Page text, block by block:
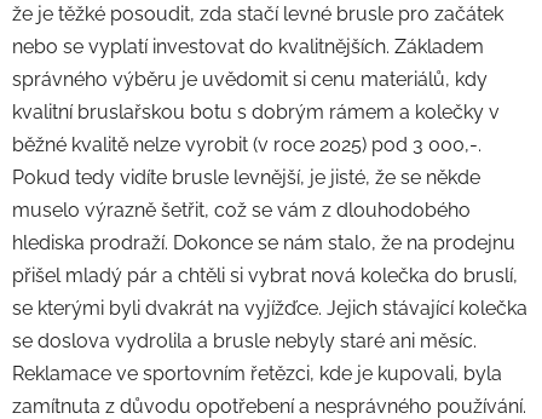
že je těžké posoudit, zda stačí levné brusle pro začátek
nebo se vyplatí investovat do kvalitnějších. Základem
správného výběru je uvědomit si cenu materiálů, kdy
kvalitní bruslařskou botu s dobrým rámem a kolečky v
běžné kvalitě nelze vyrobit (v roce 2025) pod 3 000,-.
Pokud tedy vidíte brusle levnější, je jisté, že se někde
muselo výrazně šetřit, což se vám z dlouhodobého
hlediska prodraží. Dokonce se nám stalo, že na prodejnu
přišel mladý pár a chtěli si vybrat nová kolečka do bruslí,
se kterými byli dvakrát na vyjížďce. Jejich stávající kolečka
se doslova vydrolila a brusle nebyly staré ani měsíc.
Reklamace ve sportovním řetězci, kde je kupovali, byla
zamítnuta z důvodu opotřebení a nesprávného používání.